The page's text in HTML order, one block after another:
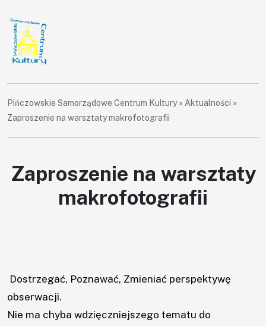
Pińczowskie Samorządowe Centrum Kultury» Aktualności »
Zaproszenie na warsztaty makrofotografii
Zaproszenie na warsztaty
makrofotografii
Dostrzegać, Poznawać, Zmieniać perspektywę
obserwacji.
Nie ma chyba wdzięczniejszego tematu do